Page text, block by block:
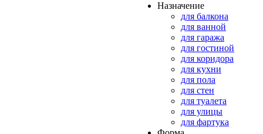
Назначение
для балкона
для ванной
для гаража
для гостиной
для коридора
для кухни
для пола
для стен
для туалета
для улицы
для фартука